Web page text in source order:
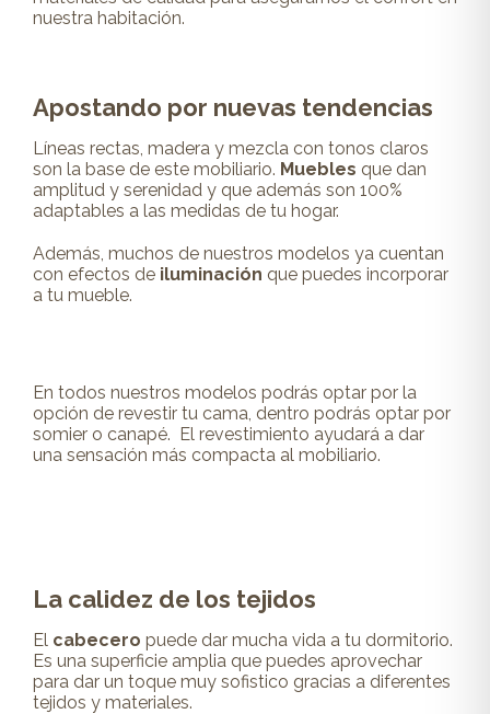
nuestra habitación.
Apostando por nuevas tendencias
Líneas rectas, madera y mezcla con tonos claros
son la base de este mobiliario. Muebles que dan
amplitud y serenidad y que además son 100%
adaptables a las medidas de tu hogar.
Además, muchos de nuestros modelos ya cuentan
con efectos de iluminación que puedes incorporar
a tu mueble.
En todos nuestros modelos podrás optar por la
opción de revestir tu cama, dentro podrás optar por
somier o canapé. El revestimiento ayudará a dar
una sensación más compacta al mobiliario.
La calidez de los tejidos
El cabecero puede dar mucha vida a tu dormitorio.
Es una superficie amplia que puedes aprovechar
para dar un toque muy sofistico gracias a diferentes
tejidos y materiales.